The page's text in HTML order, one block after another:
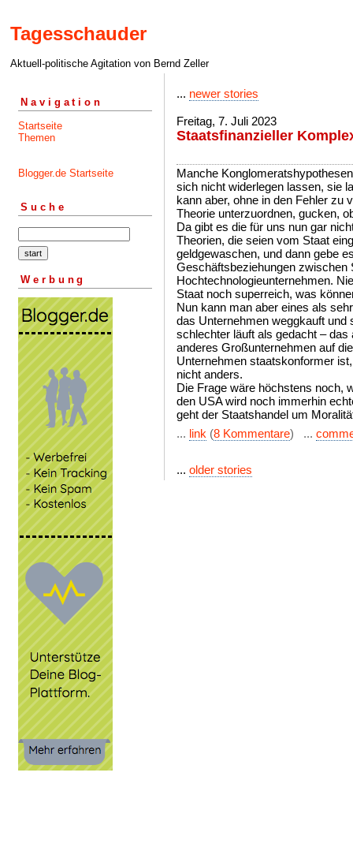
Tagesschauder
Aktuell-politische Agitation von Bernd Zeller
Navigation
Startseite
Themen
Blogger.de Startseite
Suche
Werbung
... newer stories
Freitag, 7. Juli 2023
Staatsfinanzieller
Manche
sich nicht widerlegen lassen, sie
kann aber, ohne in den Fehler zu
Theorie unterzuordnen, gucken,
Da gibt es die für uns nun gar
Theorien, die seien vom Staat
geldgewaschen, und dann gebe
Geschäftsbeziehungen zwischen
Hochtechnologieunternehmen.
Staat noch superreich, was
Nun kann man aber eines als
das Unternehmen weggkauft und
schlechter läuft als gedacht –
anderes Großunternehmen auf
Unternehmen staatskonformer
nicht anders.
Die Frage wäre höchstens noch,
den USA wird noch immerhin
geht der Staatshandel um
... link (8 Kommentare) ...
... older stories